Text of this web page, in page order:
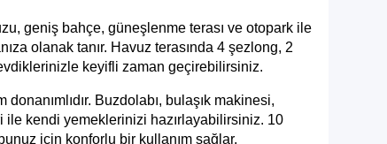
geniş bahçe, güneşlenme terası ve otopark ile
olanak tanır. Havuz terasında 4 şezlong, 2
keyifli zaman geçirebilirsiniz.
Buzdolabı, bulaşık makinesi,
ile kendi yemeklerinizi hazırlayabilirsiniz. 10
için konforlu bir kullanım sağlar.